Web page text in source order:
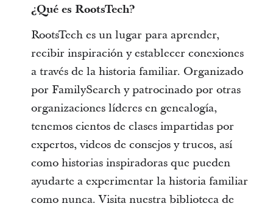
¿Qué es RootsTech?
RootsTech es un lugar para aprender,
recibir inspiración y establecer conexiones
a través de la historia familiar. Organizado
por FamilySearch y patrocinado por otras
organizaciones líderes en genealogía,
tenemos cientos de clases impartidas por
expertos, videos de consejos y trucos, así
como historias inspiradoras que pueden
ayudarte a experimentar la historia familiar
como nunca. Visita nuestra biblioteca de